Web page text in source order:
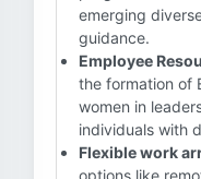
emerging
guidance.
Employee
the formation of
women in
individuals with
Flexible work
options like